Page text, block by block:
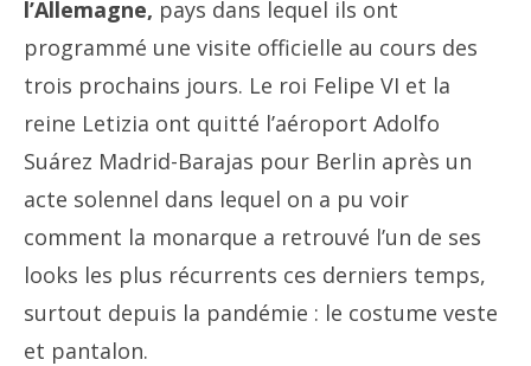
l’Allemagne, pays dans lequel ils ont
programmé une visite officielle au cours des
trois prochains jours. Le roi Felipe VI et la
reine Letizia ont quitté l’aéroport Adolfo
Suárez Madrid-Barajas pour Berlin après un
acte solennel dans lequel on a pu voir
comment la monarque a retrouvé l’un de ses
looks les plus récurrents ces derniers temps,
surtout depuis la pandémie : le costume veste
et pantalon.